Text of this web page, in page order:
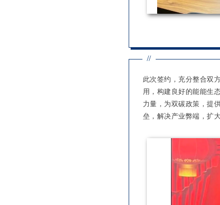
//
此次签约，充分整合双
用，构建良好的能能生
力量，为双碳政策，提
垒，解决产业弊端，扩